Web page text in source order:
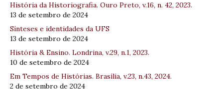
História da Historiografia. Ouro Preto, v.16, n. 42, 2023.
13 de setembro de 2024
Sínteses e identidades da UFS
13 de setembro de 2024
História & Ensino. Londrina, v.29, n.1, 2023.
10 de setembro de 2024
Em Tempos de Histórias. Brasília, v.23, n.43, 2024.
2 de setembro de 2024